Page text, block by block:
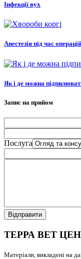
Інфекції вух
Анестезія під час
Як і де можна
Запис на прийом
Послуга
Відправити
ТЕРРА ВЕТ
Матеріали, викладені на